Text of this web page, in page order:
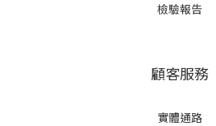
檢驗報告
顧客服務
實體通路